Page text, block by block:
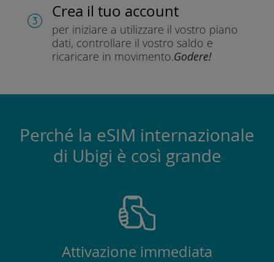
Crea il tuo account
per iniziare a utilizzare il vostro piano
dati, controllare il vostro saldo e
ricaricare in movimento.Godere!
Perché la eSIM internazionale
di Ubigi è così grande
Attivazione immediata